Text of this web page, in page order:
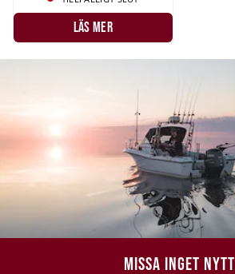
LÄS MER
MISSA INGET NYTT